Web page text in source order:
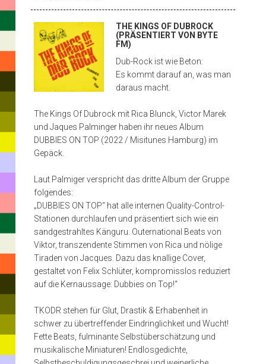
Hamburg
THE KINGS OF DUBROCK
(PRÄSENTIERT VON BYTE
FM)
Dub-Rock ist wie Beton:
Es kommt darauf an, was man
daraus macht.
The Kings Of Dubrock mit Rica Blunck, Victor Marek
und Jaques Palminger haben ihr neues Album
DUBBIES ON TOP (2022 / Misitunes Hamburg) im
Gepäck.
Laut Palmiger verspricht das dritte Album der Gruppe
folgendes:
„DUBBIES ON TOP“ hat alle internen Quality-Control-
Stationen durchlaufen und präsentiert sich wie ein
sandgestrahltes Känguru. Outernational Beats von
Viktor, transzendente Stimmen von Rica und nölige
Tiraden von Jacques. Dazu das knallige Cover,
gestaltet von Felix Schlüter, kompromisslos reduziert
auf die Kernaussage: Dubbies on Top!“
TKODR stehen für Glut, Drastik & Erhabenheit in
schwer zu übertreffender Eindringlichkeit und Wucht!
Fette Beats, fulminante Selbstüberschätzung und
musikalische Miniaturen! Endlosgedichte,